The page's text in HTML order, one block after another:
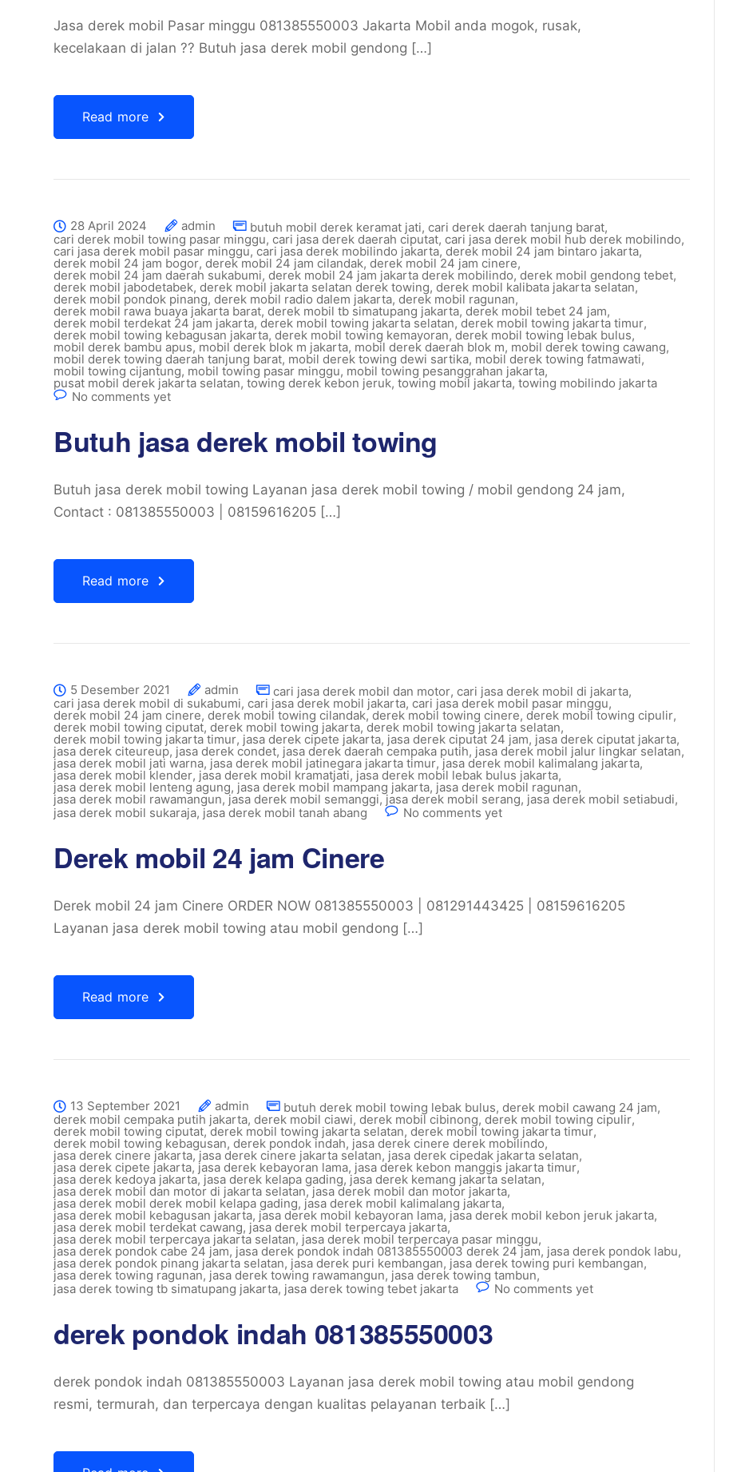
Jasa derek mobil Pasar minggu 081385550003 Jakarta Mobil anda mogok, rusak,
kecelakaan di jalan ?? Butuh jasa derek mobil gendong […]
Read more
28 April 2024 admin butuh mobil derek keramat jati, cari derek daerah tanjung barat,
cari derek mobil towing pasar minggu, cari jasa derek daerah ciputat, cari jasa derek mobil hub derek mobilindo,
cari jasa derek mobil pasar minggu,cari jasa derek mobilindo jakarta, derek mobil 24 jam bintaro jakarta,
derek mobil 24 jam bogor, derek mobil 24 jam cilandak, derek mobil 24 jam cinere,
derek mobil 24 jam daerah sukabumi, derek mobil 24 jam jakarta derek mobilindo,derek mobil gendong tebet,
derek mobil jabodetabek, derek mobil jakarta selatan derek towing, derek mobil kalibata jakarta selatan,
derek mobil pondok pinang, derek mobil radio dalem jakarta, derek mobil ragunan,
derek mobil rawa buaya jakarta barat, derek mobil tb simatupang jakarta, derek mobil tebet 24 jam,
derek mobil terdekat 24 jam jakarta, derek mobil towing jakarta selatan,derek mobil towing jakarta timur,
derek mobil towing kebagusan jakarta, derek mobil towing kemayoran, derek mobil towing lebak bulus,
mobil derek bambu apus,mobil derek blok m jakarta, mobil derek daerah blok m, mobil derek towing cawang,
mobil derek towing daerah tanjung barat, mobil derek towing dewi sartika, mobil derek towing fatmawati,
mobil towing cijantung, mobil towing pasar minggu, mobil towing pesanggrahan jakarta,
pusat mobil derek jakarta selatan, towing derek kebon jeruk, towing mobil jakarta, towing mobilindo jakarta
No comments yet
Butuh jasa derek mobil towing
Butuh jasa derek mobil towing Layanan jasa derek mobil towing / mobil gendong 24 jam,
Contact : 081385550003 | 08159616205 […]
Read more
5 Desember 2021 admin cari jasa derek mobil dan motor, cari jasa derek mobil di jakarta,
cari jasa derek mobil di sukabumi, cari jasa derek mobil jakarta, cari jasa derek mobil pasar minggu,
derek mobil 24 jam cinere, derek mobil towing cilandak, derek mobil towing cinere, derek mobil towing cipulir,
derek mobil towing ciputat, derek mobil towing jakarta, derek mobil towing jakarta selatan,
derek mobil towing jakarta timur, jasa derek cipete jakarta, jasa derek ciputat 24 jam, jasa derek ciputat jakarta,
jasa derek citeureup, jasa derek condet, jasa derek daerah cempaka putih, jasa derek mobil jalur lingkar selatan,
jasa derek mobil jati warna, jasa derek mobil jatinegara jakarta timur,jasa derek mobil kalimalang jakarta,
jasa derek mobil klender, jasa derek mobil kramatjati, jasa derek mobil lebak bulus jakarta,
jasa derek mobil lenteng agung, jasa derek mobil mampang jakarta, jasa derek mobil ragunan,
jasa derek mobil rawamangun,jasa derek mobil semanggi,jasa derek mobil serang, jasa derek mobil setiabudi,
jasa derek mobil sukaraja, jasa derek mobil tanah abang No comments yet
Derek mobil 24 jam Cinere
Derek mobil 24 jam Cinere ORDER NOW 081385550003 | 081291443425 | 08159616205
Layanan jasa derek mobil towing atau mobil gendong […]
Read more
13 September 2021 admin butuh derek mobil towing lebak bulus, derek mobil cawang 24 jam,
derek mobil cempaka putih jakarta, derek mobil ciawi, derek mobil cibinong, derek mobil towing cipulir,
derek mobil towing ciputat,derek mobil towing jakarta selatan, derek mobil towing jakarta timur,
derek mobil towing kebagusan, derek pondok indah, jasa derek cinere derek mobilindo,
jasa derek cinere jakarta,jasa derek cinere jakarta selatan, jasa derek cipedak jakarta selatan,
jasa derek cipete jakarta, jasa derek kebayoran lama, jasa derek kebon manggis jakarta timur,
jasa derek kedoya jakarta, jasa derek kelapa gading,jasa derek kemang jakarta selatan,
jasa derek mobil dan motor di jakarta selatan,jasa derek mobil dan motor jakarta,
jasa derek mobil derek mobil kelapa gading, jasa derek mobil kalimalang jakarta,
jasa derek mobil kebagusan jakarta, jasa derek mobil kebayoran lama, jasa derek mobil kebon jeruk jakarta,
jasa derek mobil terdekat cawang, jasa derek mobil terpercaya jakarta,
jasa derek mobil terpercaya jakarta selatan, jasa derek mobil terpercaya pasar minggu,
jasa derek pondok cabe 24 jam, jasa derek pondok indah 081385550003 derek 24 jam, jasa derek pondok labu,
jasa derek pondok pinang jakarta selatan, jasa derek puri kembangan, jasa derek towing puri kembangan,
jasa derek towing ragunan, jasa derek towing rawamangun, jasa derek towing tambun,
jasa derek towing tb simatupang jakarta, jasa derek towing tebet jakarta No comments yet
derek pondok indah 081385550003
derek pondok indah 081385550003 Layanan jasa derek mobil towing atau mobil gendong
resmi, termurah, dan terpercaya dengan kualitas pelayanan terbaik […]